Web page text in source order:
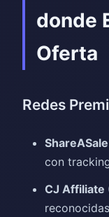
donde
Oferta
Redes
con
CJ Affiliate